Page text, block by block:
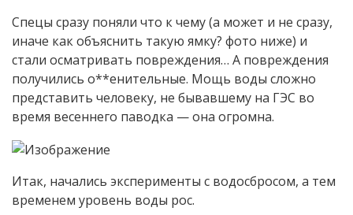
Спецы сразу поняли что к чему (а может и не сразу,
иначе как объяснить такую ямку? фото ниже) и
стали осматривать повреждения… А повреждения
получились о**енительные. Мощь воды сложно
представить человеку, не бывавшему на ГЭС во
время весеннего паводка — она огромна.
Итак, начались эксперименты с водосбросом, а тем
временем уровень воды рос.